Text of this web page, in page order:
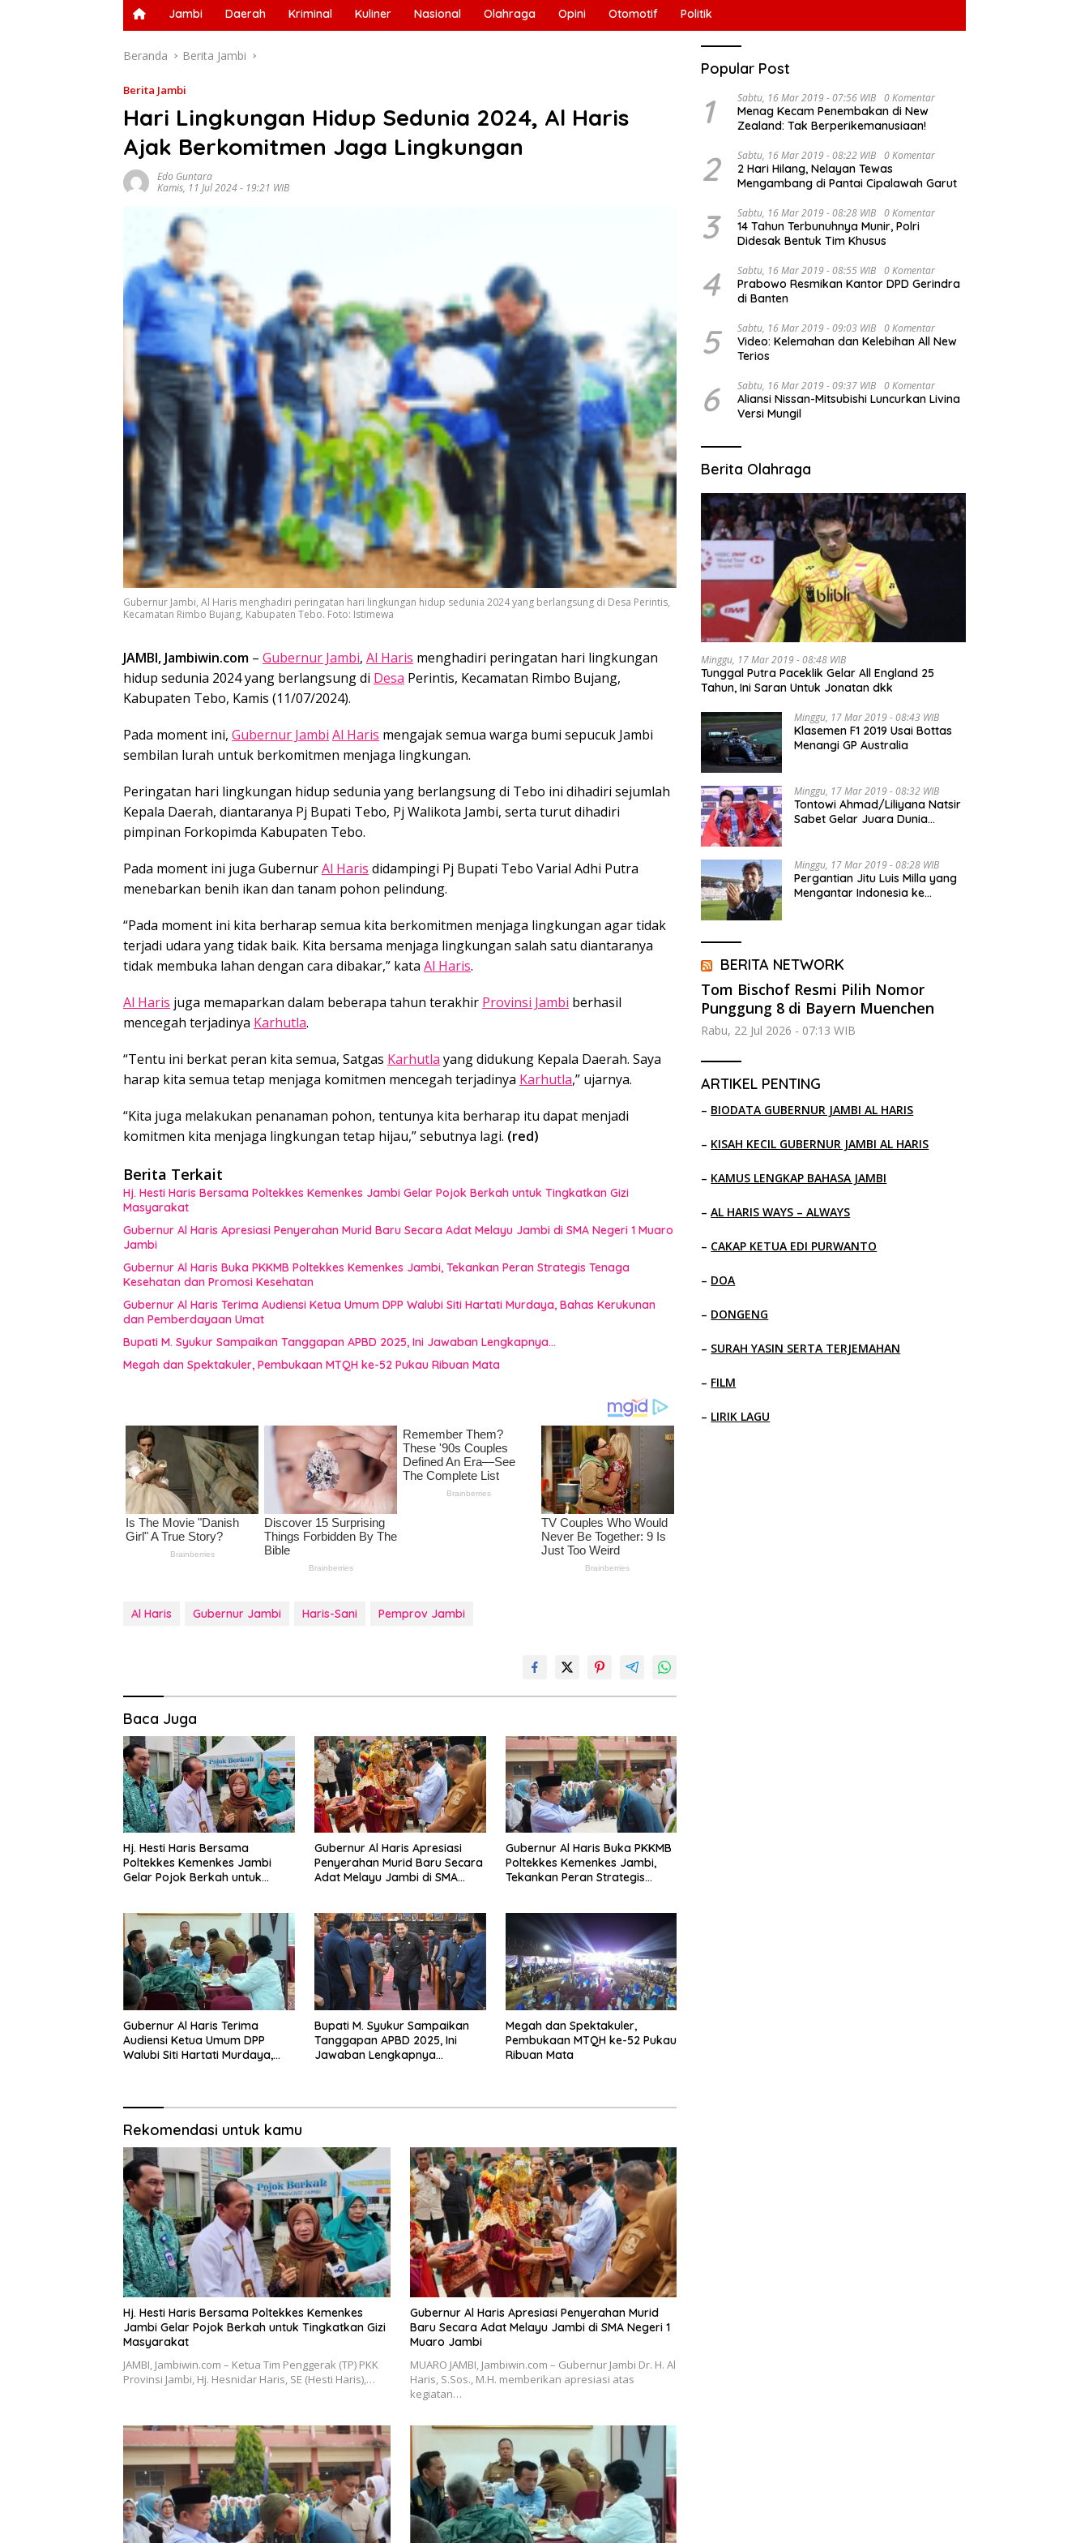
Jambi Daerah Kriminal Kuliner Nasional Olahraga Opini Otomotif Politik
Beranda Berita Jambi
Berita Jambi
Hari Lingkungan Hidup Sedunia 2024, Al Haris
Ajak Berkomitmen Jaga Lingkungan
Edo Guntara
Kamis, 11 Jul 2024 - 19:21 WIB
Gubernur Jambi, Al Haris menghadiri peringatan hari lingkungan hidup sedunia 2024 yang berlangsung di Desa Perintis,
Kecamatan Rimbo Bujang, Kabupaten Tebo. Foto: Istimewa
JAMBI, Jambiwin.com – Gubernur Jambi, Al Haris menghadiri peringatan hari lingkungan
hidup sedunia 2024 yang berlangsung di Desa Perintis, Kecamatan Rimbo Bujang,
Kabupaten Tebo, Kamis (11/07/2024).
Pada moment ini, Gubernur Jambi Al Haris mengajak semua warga bumi sepucuk Jambi
sembilan lurah untuk berkomitmen menjaga lingkungan.
Peringatan hari lingkungan hidup sedunia yang berlangsung di Tebo ini dihadiri sejumlah
Kepala Daerah, diantaranya Pj Bupati Tebo, Pj Walikota Jambi, serta turut dihadiri
pimpinan Forkopimda Kabupaten Tebo.
Pada moment ini juga GubernurAl Haris didampingi Pj Bupati Tebo Varial Adhi Putra
menebarkan benih ikan dan tanam pohon pelindung.
“Pada moment ini kita berharap semua kita berkomitmen menjaga lingkungan agar tidak
terjadi udara yang tidak baik. Kita bersama menjaga lingkungan salah satu diantaranya
tidak membuka lahan dengan cara dibakar,” kata Al Haris.
Al Haris juga memaparkan dalam beberapa tahun terakhir Provinsi Jambi berhasil
mencegah terjadinya Karhutla.
“Tentu ini berkat peran kita semua, Satgas Karhutla yang didukung Kepala Daerah. Saya
harap kita semua tetap menjaga komitmen mencegah terjadinya Karhutla,” ujarnya.
“Kita juga melakukan penanaman pohon, tentunya kita berharap itu dapat menjadi
komitmen kita menjaga lingkungan tetap hijau,” sebutnya lagi. (red)
Berita Terkait
Hj. Hesti Haris Bersama Poltekkes Kemenkes Jambi Gelar Pojok Berkah untuk Tingkatkan Gizi
Masyarakat
Gubernur Al Haris Apresiasi Penyerahan Murid Baru Secara Adat Melayu Jambi di SMA Negeri 1 Muaro
Jambi
Gubernur Al Haris Buka PKKMB Poltekkes Kemenkes Jambi, Tekankan Peran Strategis Tenaga
Kesehatan dan Promosi Kesehatan
Gubernur Al Haris Terima Audiensi Ketua Umum DPP Walubi Siti Hartati Murdaya, Bahas Kerukunan
dan Pemberdayaan Umat
Bupati M. Syukur Sampaikan Tanggapan APBD 2025, Ini Jawaban Lengkapnya…
Megah dan Spektakuler, Pembukaan MTQH ke-52 Pukau Ribuan Mata
Al Haris Gubernur Jambi Haris-Sani Pemprov Jambi
Baca Juga
Hj. Hesti Haris Bersama
Poltekkes Kemenkes Jambi
Gelar Pojok Berkah untuk
Gubernur Al Haris Apresiasi
Penyerahan Murid Baru Secara
Adat Melayu Jambi di SMA
Gubernur Al Haris Buka PKKMB
Poltekkes Kemenkes Jambi,
Tekankan Peran Strategis
Gubernur Al Haris Terima
Audiensi Ketua Umum DPP
Walubi Siti Hartati Murdaya,
Bupati M. Syukur Sampaikan
Tanggapan APBD 2025, Ini
Jawaban Lengkapnya…
Megah dan Spektakuler,
Pembukaan MTQH ke-52 Pukau
Ribuan Mata
Rekomendasi untuk kamu
Hj. Hesti Haris Bersama Poltekkes Kemenkes
Jambi Gelar Pojok Berkah untuk Tingkatkan Gizi
Masyarakat
JAMBI, Jambiwin.com – Ketua Tim Penggerak (TP) PKK
Provinsi Jambi, Hj. Hesnidar Haris, SE (Hesti Haris),…
Gubernur Al Haris Apresiasi Penyerahan Murid
Baru Secara Adat Melayu Jambi di SMA Negeri 1
Muaro Jambi
MUARO JAMBI, Jambiwin.com – Gubernur Jambi Dr. H. Al
Haris, S.Sos., M.H. memberikan apresiasi atas
kegiatan…
Popular Post
1 Sabtu, 16 Mar 2019 - 07:56 WIB 0 Komentar
Menag Kecam Penembakan di New
Zealand: Tak Berperikemanusiaan!
2 Sabtu, 16 Mar 2019 - 08:22 WIB 0 Komentar
2 Hari Hilang, Nelayan Tewas
Mengambang di Pantai Cipalawah Garut
3 Sabtu, 16 Mar 2019 - 08:28 WIB 0 Komentar
14 Tahun Terbunuhnya Munir, Polri
Didesak Bentuk Tim Khusus
4 Sabtu, 16 Mar 2019 - 08:55 WIB 0 Komentar
Prabowo Resmikan Kantor DPD Gerindra
di Banten
5 Sabtu, 16 Mar 2019 - 09:03 WIB 0 Komentar
Video: Kelemahan dan Kelebihan All New
Terios
6 Sabtu, 16 Mar 2019 - 09:37 WIB 0 Komentar
Aliansi Nissan-Mitsubishi Luncurkan Livina
Versi Mungil
Berita Olahraga
Minggu, 17 Mar 2019 - 08:48 WIB
Tunggal Putra Paceklik Gelar All England 25
Tahun, Ini Saran Untuk Jonatan dkk
Minggu, 17 Mar 2019 - 08:43 WIB
Klasemen F1 2019 Usai Bottas
Menangi GP Australia
Minggu, 17 Mar 2019 - 08:32 WIB
Tontowi Ahmad/Liliyana Natsir
Sabet Gelar Juara Dunia
Minggu, 17 Mar 2019 - 08:28 WIB
Pergantian Jitu Luis Milla yang
Mengantar Indonesia ke
BERITA NETWORK
Tom Bischof Resmi Pilih Nomor
Punggung 8 di Bayern Muenchen
Rabu, 22 Jul 2026 - 07:13 WIB
ARTIKEL PENTING
– BIODATA GUBERNUR JAMBI AL HARIS
– KISAH KECIL GUBERNUR JAMBI AL HARIS
– KAMUS LENGKAP BAHASA JAMBI
–AL HARIS WAYS – ALWAYS
– CAKAP KETUA EDI PURWANTO
– DOA
– DONGENG
– SURAH YASIN SERTA TERJEMAHAN
– FILM
– LIRIK LAGU